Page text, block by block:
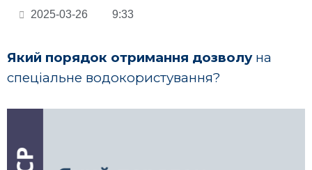
2025-03-26 9:33
Який порядок отримання дозволу на
спеціальне водокористування?